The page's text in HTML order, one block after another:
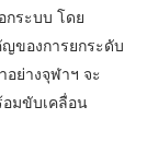
กระบบ โดย
ของการยกระดับ
ย่างจุฬาฯ จะ
มขับเคลื่อน